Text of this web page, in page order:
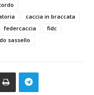
caccia in braccata
federcaccia
fidc
sassello